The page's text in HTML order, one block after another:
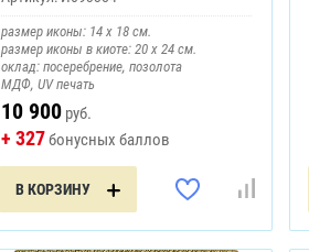
размер иконы: 14 х 18 см.
размер иконы в киоте: 20 х 24 см.
оклад: посеребрение, позолота
МДФ, UV печать
10 900 руб.
+ 327бонусных баллов
В КОРЗИНУ